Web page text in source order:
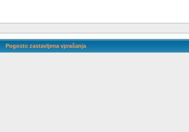
Pogosto zastavljena vprašanja